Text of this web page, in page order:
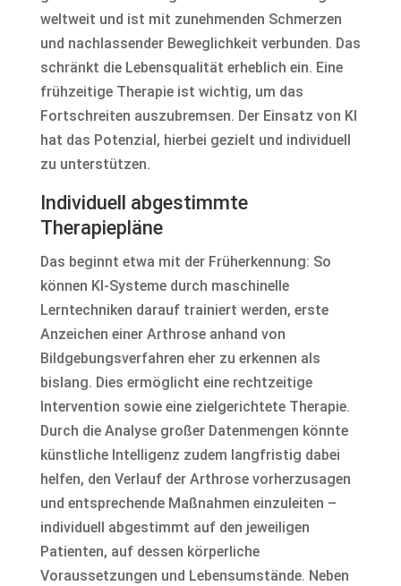
weltweit und ist mit zunehmenden Schmerzen
und nachlassender Beweglichkeit verbunden. Das
schränkt die Lebensqualität erheblich ein. Eine
frühzeitige Therapie ist wichtig, um das
Fortschreiten auszubremsen. Der Einsatz von KI
hat das Potenzial, hierbei gezielt und individuell
zu unterstützen.
Individuell abgestimmte
Therapiepläne
Das beginnt etwa mit der Früherkennung: So
können KI-Systeme durch maschinelle
Lerntechniken darauf trainiert werden, erste
Anzeichen einer Arthrose anhand von
Bildgebungsverfahren eher zu erkennen als
bislang. Dies ermöglicht eine rechtzeitige
Intervention sowie eine zielgerichtete Therapie.
Durch die Analyse großer Datenmengen könnte
künstliche Intelligenz zudem langfristig dabei
helfen, den Verlauf der Arthrose vorherzusagen
und entsprechende Maßnahmen einzuleiten –
individuell abgestimmt auf den jeweiligen
Patienten, auf dessen körperliche
Voraussetzungen und Lebensumstände. Neben